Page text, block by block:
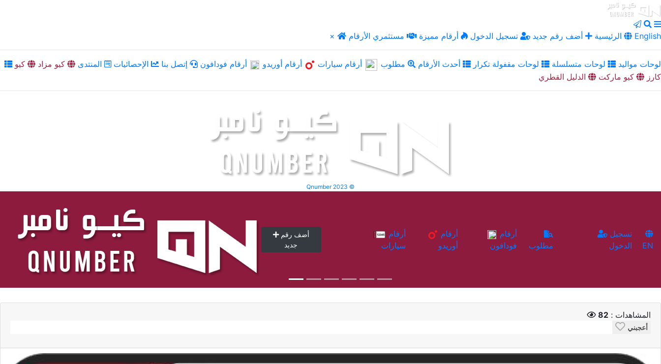
× الرئيسية أضف رقم جديد تسجيل الدخول أرقام مميزة مستثمري الأرقام English
لوحات مواليد لوحات متسلسلة لوحات مقفولة تكرار أحدث الأرقام مطلوب أرقام سيارات أرقام أوريدو أرقام فودافون إتصل بنا الإحصائيات المنتدى كيو مزاد
كيو
كارز
كيو ماركت الدليل القطري
Qnumber 2023 ©
أضف رقم
جديد
سيارات
أوريدو
فودافون
مطلوب
الدخول
EN
المشاهدات : 82
أعجبني